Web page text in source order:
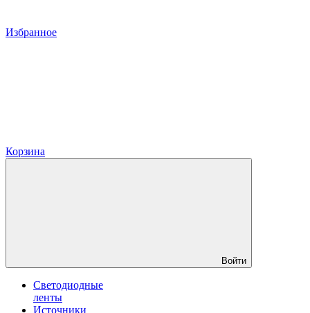
Избранное
Корзина
Войти
Светодиодные
ленты
Источники